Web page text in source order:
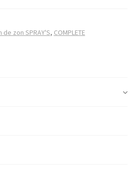
de zon SPRAY'S, COMPLETE